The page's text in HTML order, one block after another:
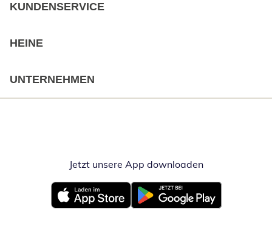
KUNDENSERVICE
HEINE
UNTERNEHMEN
Jetzt unsere App downloadenÖffnet in
Öffnet in neuem FensterÖffnet in neuem Fenster